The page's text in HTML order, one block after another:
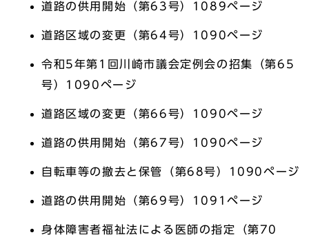
道路の供用開始（第63号）1089ページ
道路区域の変更（第64号）1090ページ
令和5年第1回川崎市議会定例会の招集（第65
号）1090ページ
道路区域の変更（第66号）1090ページ
道路の供用開始（第67号）1090ページ
自転車等の撤去と保管（第68号）1090ページ
道路の供用開始（第69号）1091ページ
身体障害者福祉法による医師の指定（第70